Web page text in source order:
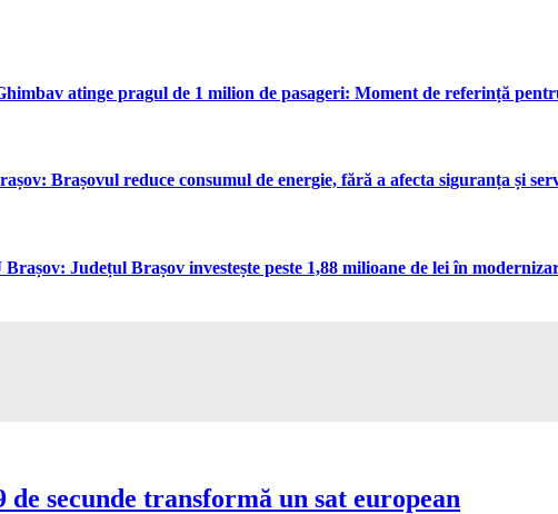
atinge pragul de 1 milion de pasageri: Moment de referință
Brașovul reduce consumul de energie, fără a afecta siguranța și
Județul Brașov investește peste 1,88 milioane de lei în
secunde transformă un sat european